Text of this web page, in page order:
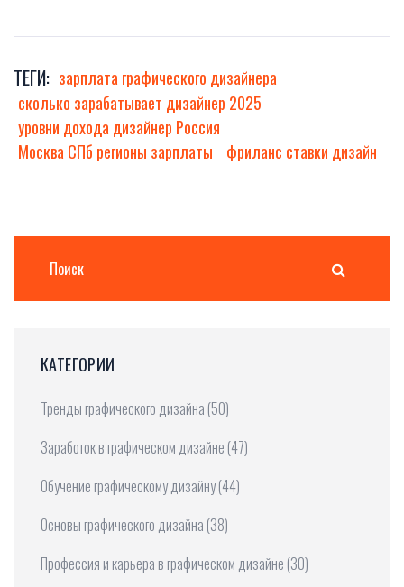
ТЕГИ: зарплата графического дизайнера
сколько зарабатывает дизайнер 2025
уровни дохода дизайнер Россия
Москва СПб регионы зарплаты
фриланс ставки дизайн
КАТЕГОРИИ
Тренды графического дизайна (50)
Заработок в графическом дизайне (47)
Обучение графическому дизайну(44)
Основы графического дизайна (38)
Профессия и карьера в графическом дизайне (30)